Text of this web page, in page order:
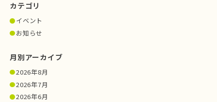
カテゴリ
イベント
お知らせ
月別アーカイブ
2026年8月
2026年7月
2026年6月